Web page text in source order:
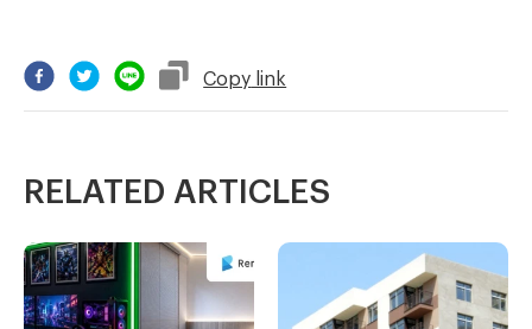
Copy link
RELATED ARTICLES